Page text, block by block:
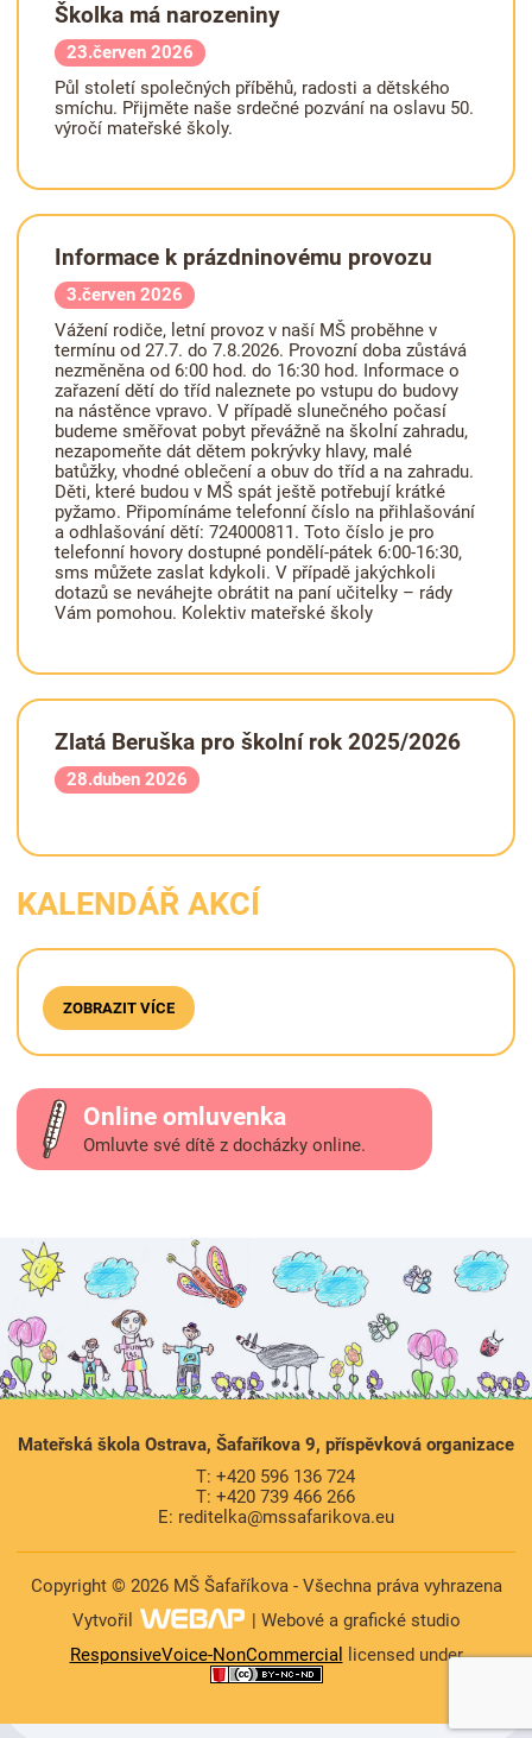
Školka má narozeniny
23.červen 2026
Půl století společných příběhů, radosti a dětského
smíchu. Přijměte naše srdečné pozvání na oslavu 50.
výročí mateřské školy.
Informace k prázdninovému provozu
3.červen 2026
Vážení rodiče, letní provoz v naší MŠ proběhne v
termínu od 27.7. do 7.8.2026. Provozní doba zůstává
nezměněna od 6:00 hod. do 16:30 hod. Informace o
zařazení dětí do tříd naleznete po vstupu do budovy
na nástěnce vpravo. V případě slunečného počasí
budeme směřovat pobyt převážně na školní zahradu,
nezapomeňte dát dětem pokrývky hlavy, malé
batůžky, vhodné oblečení a obuv do tříd a na zahradu.
Děti, které budou v MŠ spát ještě potřebují krátké
pyžamo. Připomínáme telefonní číslo na přihlašování
a odhlašování dětí: 724000811. Toto číslo je pro
telefonní hovory dostupné pondělí-pátek 6:00-16:30,
sms můžete zaslat kdykoli. V případě jakýchkoli
dotazů se neváhejte obrátit na paní učitelky – rády
Vám pomohou. Kolektiv mateřské školy
Zlatá Beruška pro školní rok 2025/2026
28.duben 2026
KALENDÁŘ AKCÍ
ZOBRAZIT VÍCE
Online omluvenka
Omluvte své dítě z docházky online.
https://www.high-endrolex.com/47
Mateřská škola Ostrava, Šafaříkova 9, příspěvková organizace
T: +420 596 136 724
T: +420 739 466 266
E: reditelka@mssafarikova.eu
Copyright © 2026 MŠ Šafaříkova - Všechna práva vyhrazena
Vytvořil
| Webové a grafické studio
ResponsiveVoice-NonCommercial
licensed under